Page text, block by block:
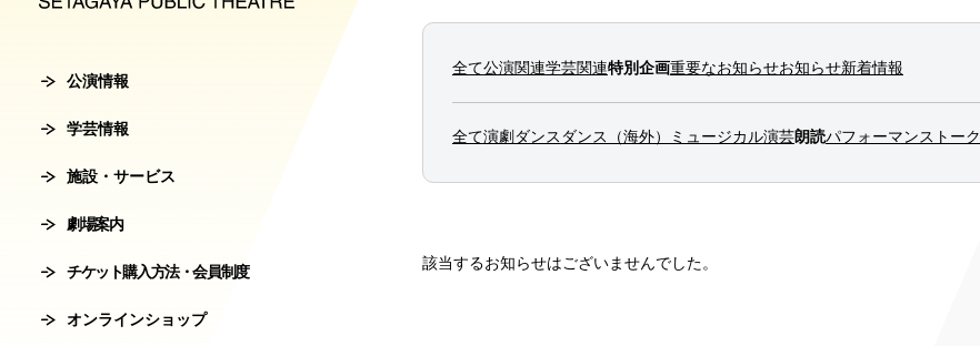
公演情報
主催公演ラインアップ
公演カレンダー
チケット発売情報
公演アーカイブ
学芸情報
学芸プログラムカレンダー
学芸プログラムアーカイブ
学芸刊行物
施設・サービス
世田谷パブリックシアター概要
シアタートラム概要
鑑賞サポート
劇場案内
館長ご挨拶
芸術監督ご挨拶
協賛・協力
チケット購入方法・会員制度
オンラインチケット
転売行為の禁止について
オンラインショップ
全て公演関連学芸関連特別企画重要なお知らせお知らせ新着情報
全て演劇 ダンス ダンス（海外） ミュージカル演芸朗読パフォーマンス トーク
該当するお知らせはございませんでした。